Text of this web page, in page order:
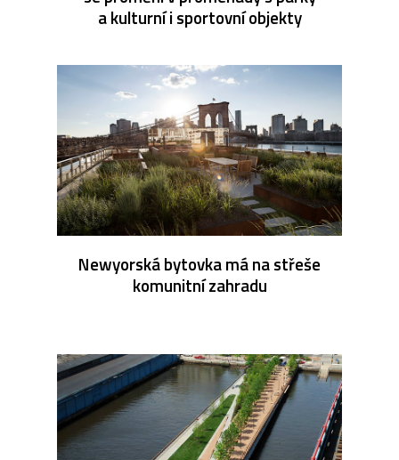
a kulturní i sportovní objekty
Newyorská bytovka má na střeše
komunitní zahradu